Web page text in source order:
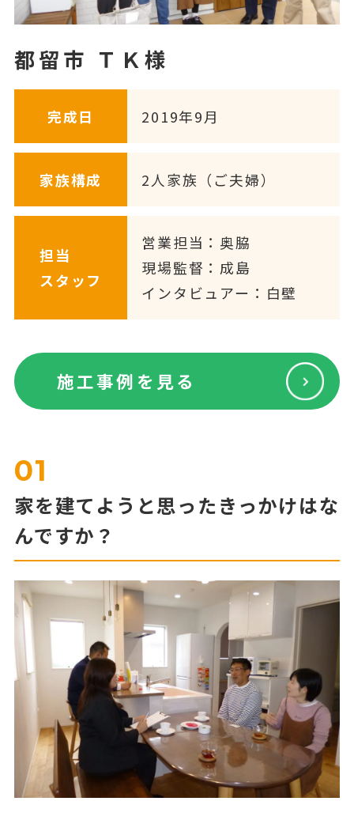
都留市 ＴＫ様
完成日 2019年9月
家族構成 2人家族（ご夫婦）
担当
スタッフ
営業担当：奥脇
現場監督：成島
インタビュアー：白壁
施工事例を見る
01
家を建てようと思ったきっかけはな
んですか？